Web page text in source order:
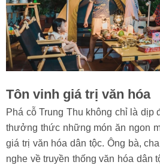
Tôn vinh giá trị văn hóa
Phá cỗ Trung Thu không chỉ là dịp
thưởng thức những món ăn ngon
giá trị văn hóa dân tộc. Ông bà,
nghe về truyền thống văn hóa dân